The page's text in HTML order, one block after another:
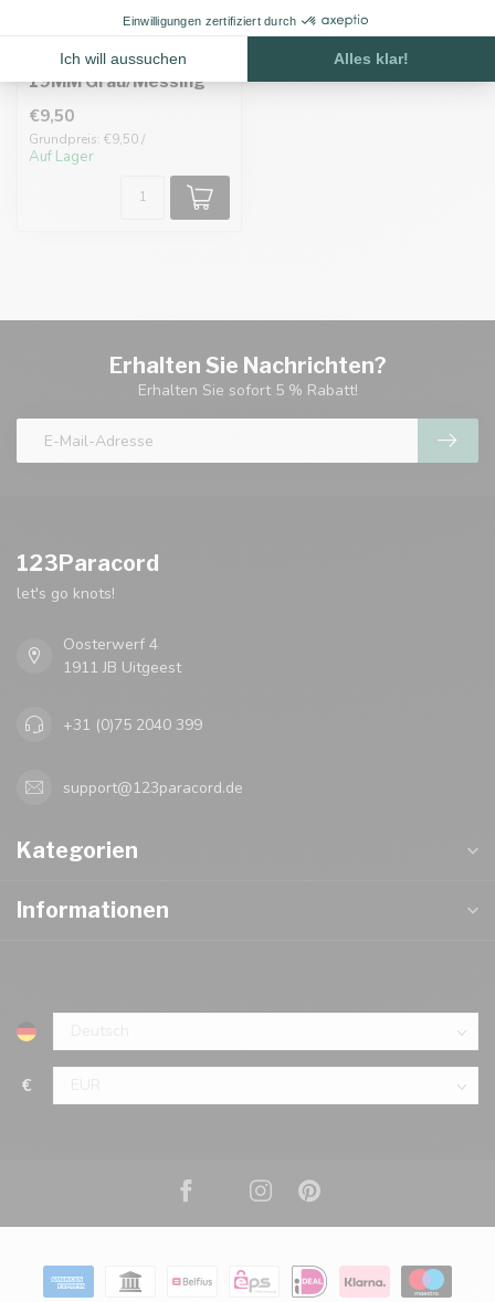
Biothane adapter
19MM Grau/Messing
€9,50
Grundpreis: €9,50 /
Auf Lager
Erhalten Sie Nachrichten?
Erhalten Sie sofort 5 % Rabatt!
123Paracord
let's go knots!
Oosterwerf 4
1911 JB Uitgeest
+31 (0)75 2040 399
support@123paracord.de
Kategorien
Informationen
€